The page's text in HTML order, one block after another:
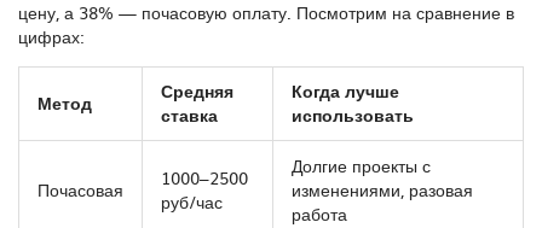
цену, а 38% — почасовую оплату. Посмотрим на сравнение в
цифрах:
Метод
Средняя
ставка
Когда лучше
использовать
Почасовая
1000–2500
руб/час
Долгие проекты с
изменениями, разовая
работа